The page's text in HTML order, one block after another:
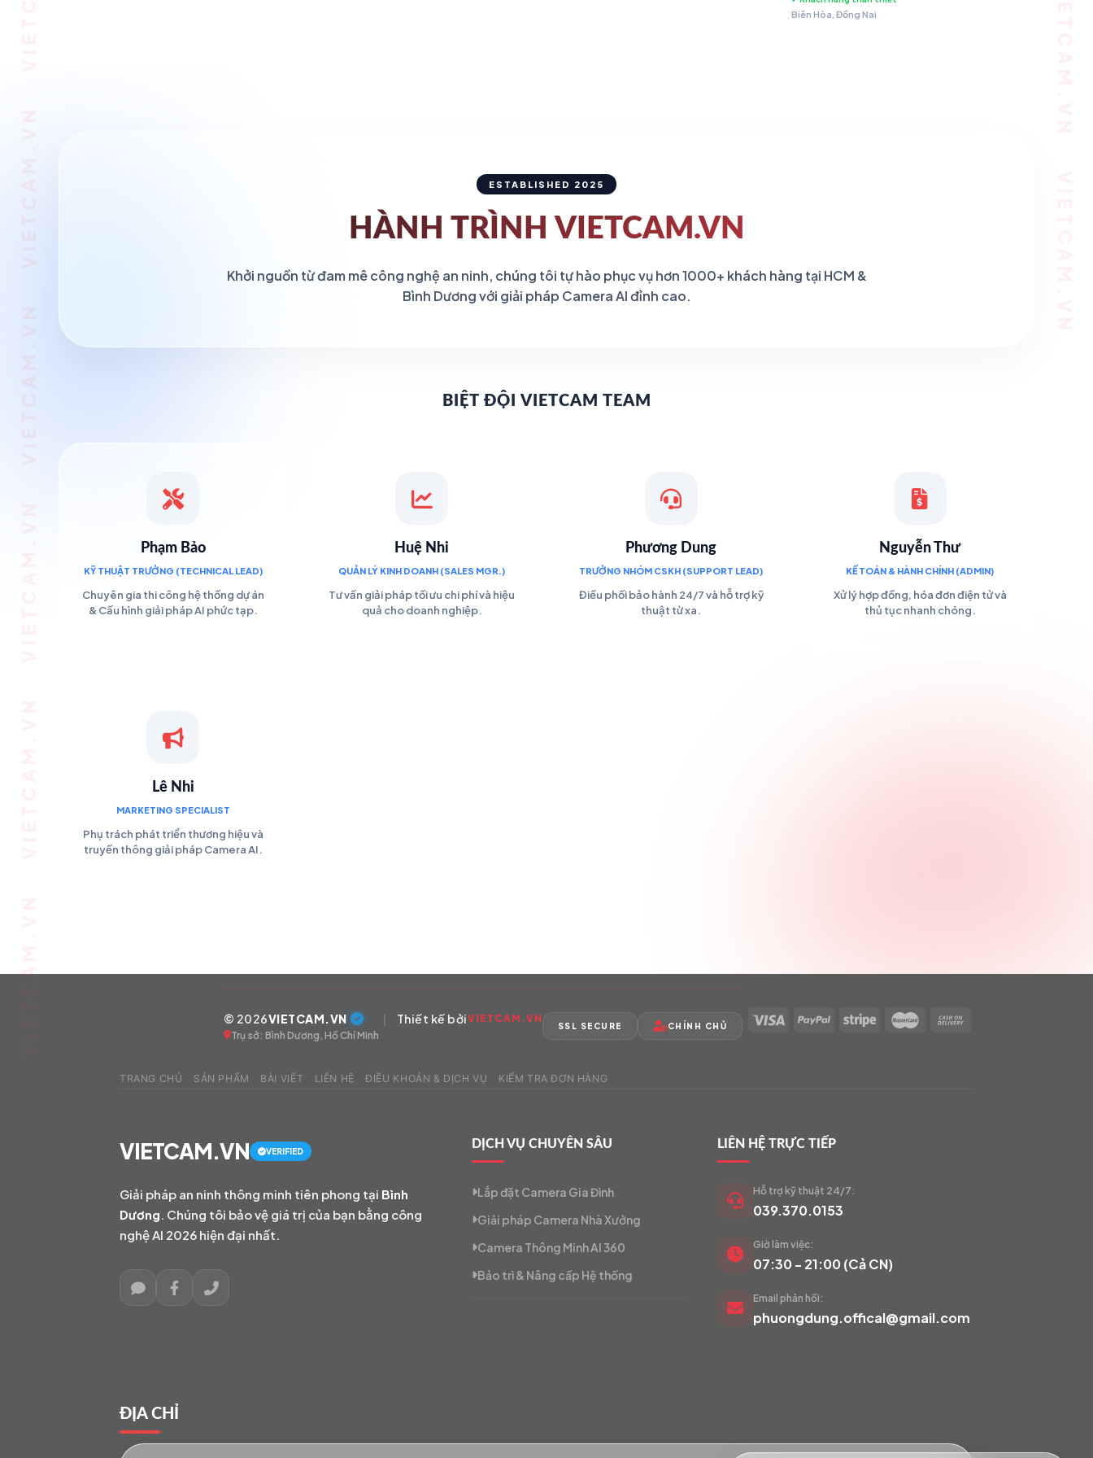
VC VIETCAM.VN
Đang trực tuyến
Biên Hòa, Đồng Nai
ESTABLISHED 2025
HÀNH TRÌNH VIETCAM.VN
Khởi nguồn từ đam mê công nghệ an ninh, chúng tôi tự hào phục vụ hơn 1000+ khách hàng tại HCM &
Bình Dương với giải pháp Camera AI đỉnh cao.
BIỆT ĐỘI VIETCAM TEAM
Phạm Bảo
KỸ THUẬT TRƯỞNG (TECHNICAL LEAD)
Chuyên gia thi công hệ thống dự án
& Cấu hình giải pháp AI phức tạp.
Huệ Nhi
QUẢN LÝ KINH DOANH (SALES MGR.)
Tư vấn giải pháp tối ưu chi phí và hiệu
quả cho doanh nghiệp.
Phương Dung
TRƯỞNG NHÓM CSKH (SUPPORT LEAD)
Điều phối bảo hành 24/7 và hỗ trợ kỹ
thuật từ xa.
Nguyễn Thư
KẾ TOÁN & HÀNH CHÍNH (ADMIN)
Xử lý hợp đồng, hóa đơn điện tử và
thủ tục nhanh chóng.
Lê Nhi
MARKETING SPECIALIST
Phụ trách phát triển thương hiệu và
truyền thông giải pháp Camera AI.
© 2026VIETCAM.VN | Thiết kế bởiVIETCAM.VN
Trụ sở: Bình Dương, Hồ Chí Minh
SSL SECURE CHÍNH CHỦ
TRANG CHỦ SẢN PHẨM BÀI VIẾT LIÊN HỆ ĐIỀU KHOẢN & DỊCH VỤ KIỂM TRA ĐƠN HÀNG
VIETCAM.VN VERIFIED
Giải pháp an ninh thông minh tiên phong tại Bình
Dương. Chúng tôi bảo vệ giá trị của bạn bằng công
nghệ AI 2026 hiện đại nhất.
DỊCH VỤ CHUYÊN SÂU
Lắp đặt Camera Gia Đình
Giải pháp Camera Nhà Xưởng
Camera Thông Minh AI 360
Bảo trì & Nâng cấp Hệ thống
LIÊN HỆ TRỰC TIẾP
Hỗ trợ kỹ thuật 24/7:
039.370.0153
Giờ làm việc:
07:30 - 21:00 (Cả CN)
Email phản hồi:
phuongdung.offical@gmail.com
ĐỊA CHỈ
VIETCAM.VN VIETCAM.VN VIETCAM.VN VIETCAM.VN VIETCAM.VN VIETCAM.VN